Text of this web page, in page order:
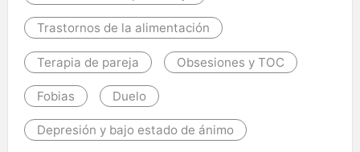
Trastornos de la alimentación
Terapia de pareja Obsesiones y TOC
Fobias Duelo
Depresión y bajo estado de ánimo